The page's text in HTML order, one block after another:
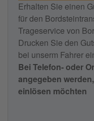
Erhalten Sie einen
für den
Trageservice von
Drucken Sie den
bei unserm Fahrer
Bei Telefon- oder
angegeben
einlösen möchten